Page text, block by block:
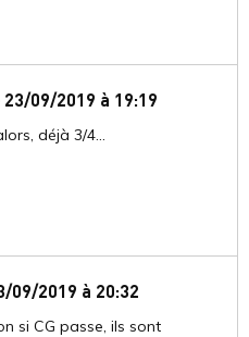
23/09/2019 à 19:19
déjà 3/4...
09/2019 à 20:32
si CG passe, ils sont